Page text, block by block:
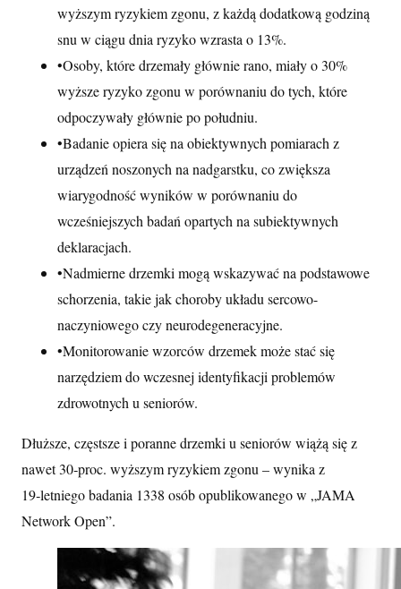
wyższym ryzykiem zgonu, z każdą dodatkową godziną
snu w ciągu dnia ryzyko wzrasta o 13%.
•Osoby, które drzemały głównie rano, miały o 30%
wyższe ryzyko zgonu w porównaniu do tych, które
odpoczywały głównie po południu.
•Badanie opiera się na obiektywnych pomiarach z
urządzeń noszonych na nadgarstku, co zwiększa
wiarygodność wyników w porównaniu do
wcześniejszych badań opartych na subiektywnych
deklaracjach.
•Nadmierne drzemki mogą wskazywać na podstawowe
schorzenia, takie jak choroby układu sercowo-
naczyniowego czy neurodegeneracyjne.
•Monitorowanie wzorców drzemek może stać się
narzędziem do wczesnej identyfikacji problemów
zdrowotnych u seniorów.
Dłuższe, częstsze i poranne drzemki u seniorów wiążą się z
nawet 30‑proc. wyższym ryzykiem zgonu – wynika z
19‑letniego badania 1338 osób opublikowanego w „JAMA
Network Open”.